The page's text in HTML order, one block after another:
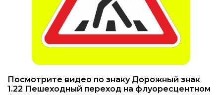
Опоры дорожных знаков (Стойки)
Крепления для дорожных знаков (Хомуты)
Переносные опоры
Светодиодные знаки на солнечной
батарее
Посмотрите видео по знаку Дорожный знак
1.22 Пешеходный переход на флуоресцентном